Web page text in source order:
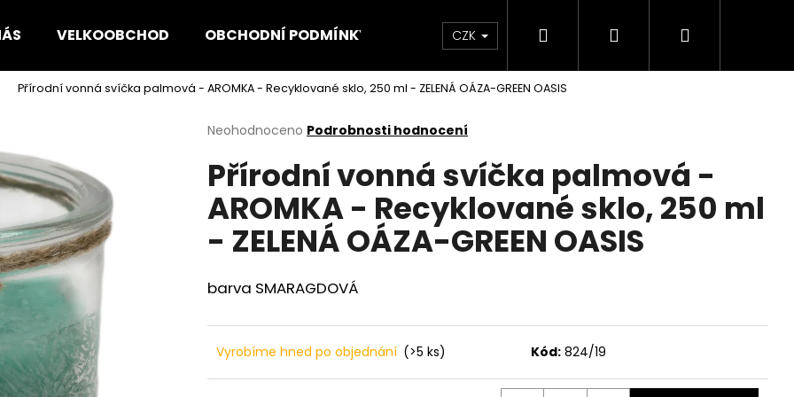
VELKOOBCHOD OBCHODNÍ PODMÍNKY KONTAKTY
CZK Hledat PřihlášeníNákupní
Přírodní vonná svíčka palmová - AROMKA - Recyklované sklo, 250 ml - ZELENÁ OÁZA-GREEN OASIS
Průměrné
produktu
je
0,0
z
hvězdiček.
Neohodnoceno Podrobnosti hodnocení
Přírodní vonná svíčka palmová -
AROMKA - Recyklované sklo, 250 ml
- ZELENÁ OÁZA-GREEN OASIS
barva SMARAGDOVÁ
Vyrobíme hned po objednání (>5 ks) Kód: 824/19
Co potřebujete najít?
HLEDAT
Doporučujeme